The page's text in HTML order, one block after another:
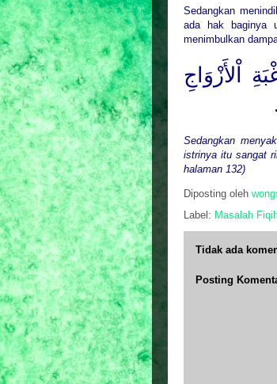
Sedangkan
ada hak baginya
menimbulkan
اْلأَزْوَاجِ
Sedangkan
istrinya itu sangat
halaman 132)
Diposting oleh
Label: Masalah
Tidak ada
Posting